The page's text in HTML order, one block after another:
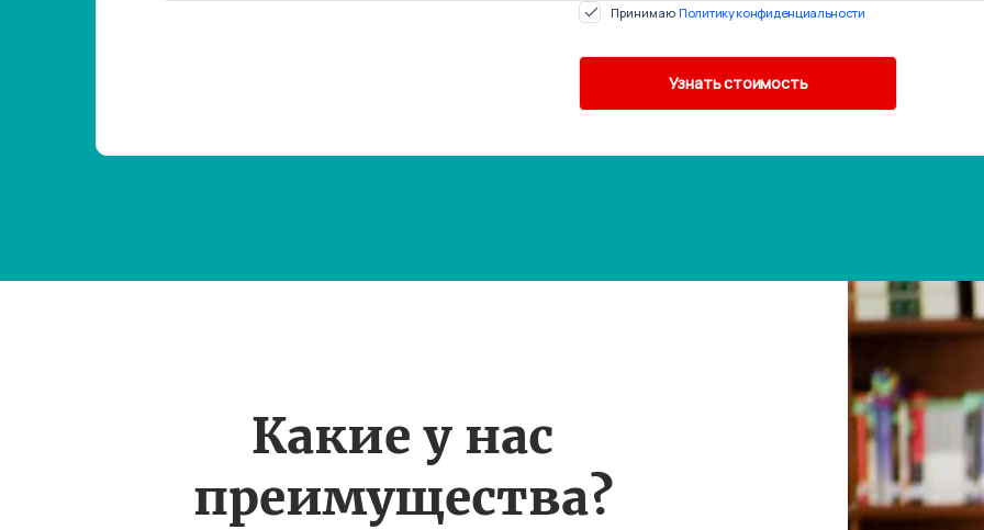
Принимаю Политику конфиденциальности
Какие у нас
преимущества?